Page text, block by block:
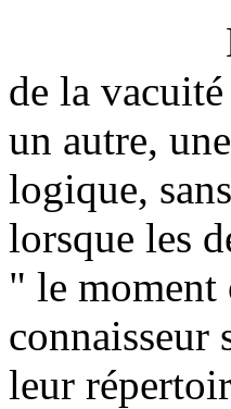
de la
un autre,
logique,
lorsque les
" le
connaisseur
leur